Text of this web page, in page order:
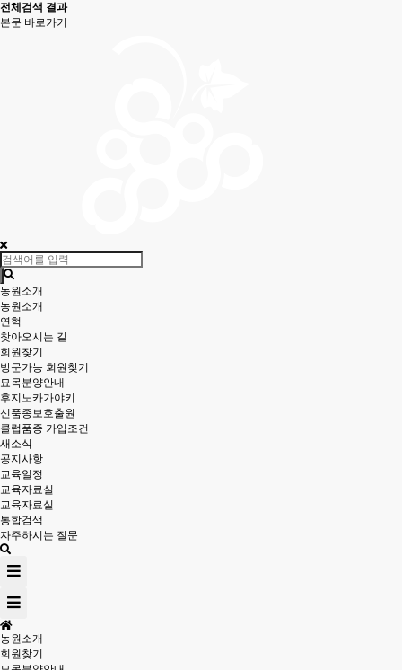
전체검색 결과
본문 바로가기
농원소개
농원소개
연혁
찾아오시는 길
회원찾기
방문가능 회원찾기
묘목분양안내
후지노카가야키
신품종보호출원
클럽품종 가입조건
새소식
공지사항
교육일정
교육자료실
교육자료실
통합검색
자주하시는 질문
농원소개
회원찾기